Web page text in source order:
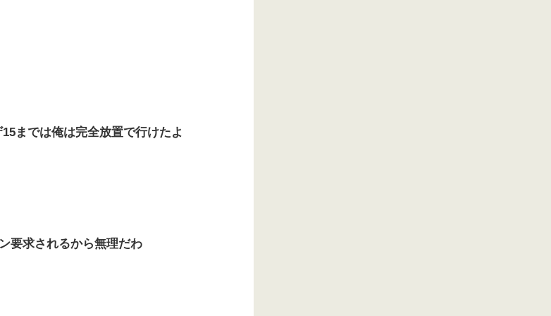
までは俺は完全放置で行けたよ
要求されるから無理だわ